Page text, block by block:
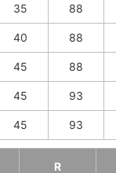
35 88
40 88
45 88
45 93
45 93
R